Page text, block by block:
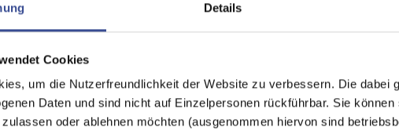
Details
Cookies
um die Nutzerfreundlichkeit der Website zu verbessern. Die dabei
Daten und sind nicht auf Einzelpersonen rückführbar. Sie
oder ablehnen möchten (ausgenommen hiervon sind
Informationen gefunden
Folgende Informationen hätte ich
mir zusätzlich bzw. anders
gewünscht